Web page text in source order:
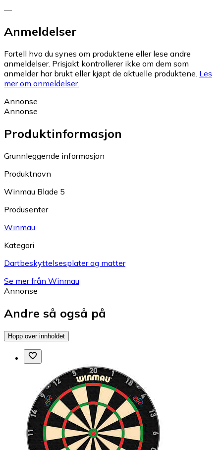
—
Anmeldelser
Fortell hva du synes om produktene eller lese andre
anmeldelser. Prisjakt kontrollerer ikke om dem som
anmelder har brukt eller kjøpt de aktuelle produktene. Les
mer om anmeldelser.
Annonse
Annonse
Produktinformasjon
Grunnleggende informasjon
Produktnavn
Winmau Blade 5
Produsenter
Winmau
Kategori
Dartbeskyttelsesplater og matter
Se mer från Winmau
Annonse
Andre så også på
Hopp over innholdet